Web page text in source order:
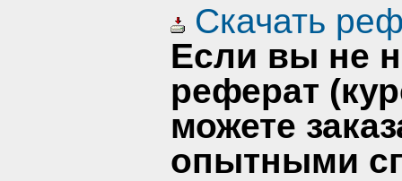
Скачать
Если вы не
реферат
можете
опытными